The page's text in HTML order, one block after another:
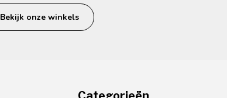
Bekijk onze winkels